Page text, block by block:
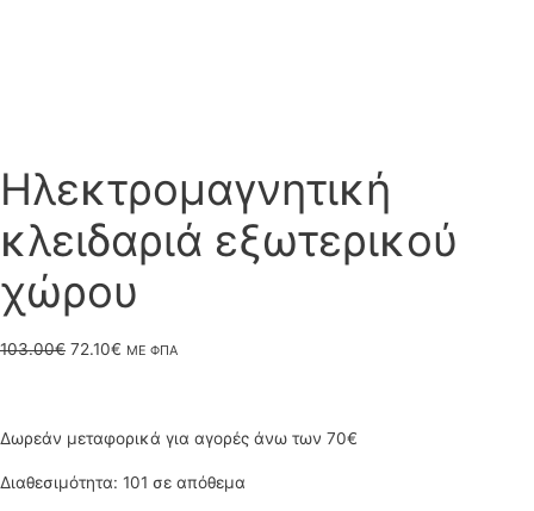
Ηλεκτρομαγνητική
κλειδαριά εξωτερικού
χώρου
103.00€ Original
was:
103.00€.
72.10€ Η
τιμή
είναι:
ΜΕ ΦΠΑ
Δωρεάν μεταφορικά για αγορές άνω των 70€
Διαθεσιμότητα: 101 σε απόθεμα